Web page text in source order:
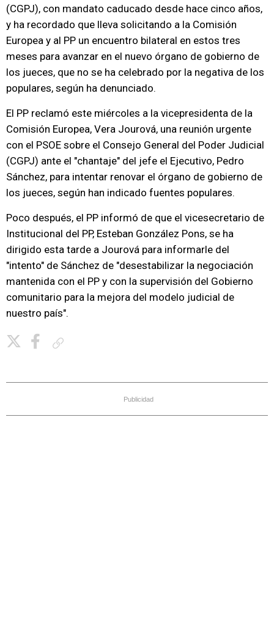
(CGPJ), con mandato caducado desde hace cinco años,
y ha recordado que lleva solicitando a la Comisión
Europea y al PP un encuentro bilateral en estos tres
meses para avanzar en el nuevo órgano de gobierno de
los jueces, que no se ha celebrado por la negativa de los
populares, según ha denunciado.
El PP reclamó este miércoles a la vicepresidenta de la
Comisión Europea, Vera Jourová, una reunión urgente
con el PSOE sobre el Consejo General del Poder Judicial
(CGPJ) ante el "chantaje" del jefe el Ejecutivo, Pedro
Sánchez, para intentar renovar el órgano de gobierno de
los jueces, según han indicado fuentes populares.
Poco después, el PP informó de que el vicesecretario de
Institucional del PP, Esteban González Pons, se ha
dirigido esta tarde a Jourová para informarle del
"intento" de Sánchez de "desestabilizar la negociación
mantenida con el PP y con la supervisión del Gobierno
comunitario para la mejora del modelo judicial de
nuestro país".
Publicidad